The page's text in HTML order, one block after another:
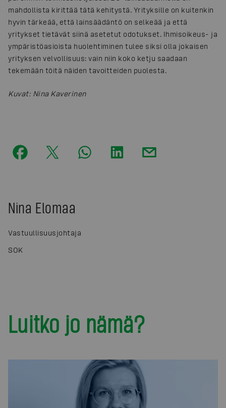
mahdollista kirittää tätä kehitystä. Yrityksille on kuitenkin
hyvin tärkeää, että lainsäädäntö on selkeää ja että
yritykset tietävät siinä asetetut odotukset. Ihmisoikeus- ja
ympäristöasioista huolehtiminen tulee siksi olla jokaisen
yrityksen velvollisuus: vain niin koko ketju saadaan
tekemään töitä näiden tavoitteiden puolesta.
Kuvat: Nina Kaverinen
Nina Elomaa
Vastuullisuusjohtaja
SOK
Luitko jo nämä?